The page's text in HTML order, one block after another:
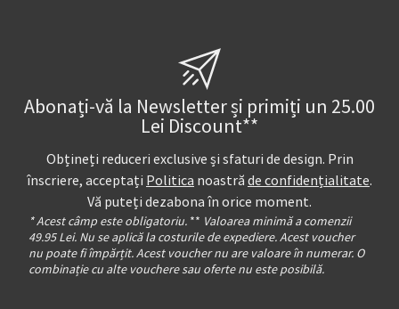
Abonați-vă la Newsletter și primiți un 25.00
Lei Discount**
Obțineți reduceri exclusive și sfaturi de design. Prin
înscriere, acceptați Politica noastră de confidențialitate.
Vă puteți dezabona în orice moment.
* Acest câmp este obligatoriu. ** Valoarea minimă a comenzii
49.95 Lei. Nu se aplică la costurile de expediere. Acest voucher
nu poate fi împărțit. Acest voucher nu are valoare în numerar. O
combinație cu alte vouchere sau oferte nu este posibilă.